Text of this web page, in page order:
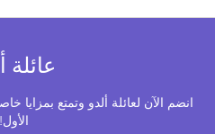
عائلة
انضم الآن لعائلة ألدو وتمتع بمزايا
الأول!